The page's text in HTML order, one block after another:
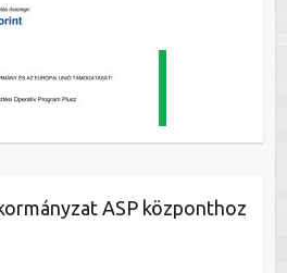
ASP központhoz